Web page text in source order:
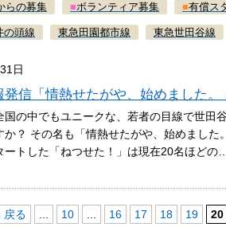
らの募集 ■ボランティア募集 ■有償ス
の頭線 東急田園都市線 東急世田谷線
日
発信「情熱せたがや、始めました
国の中でもユニークな、若者の目線で世田
か？ その名も「情熱せたがや、始めまし
ートした「ねつせた！」は現在20名ほど
戻る 10 16 17 18 19 20